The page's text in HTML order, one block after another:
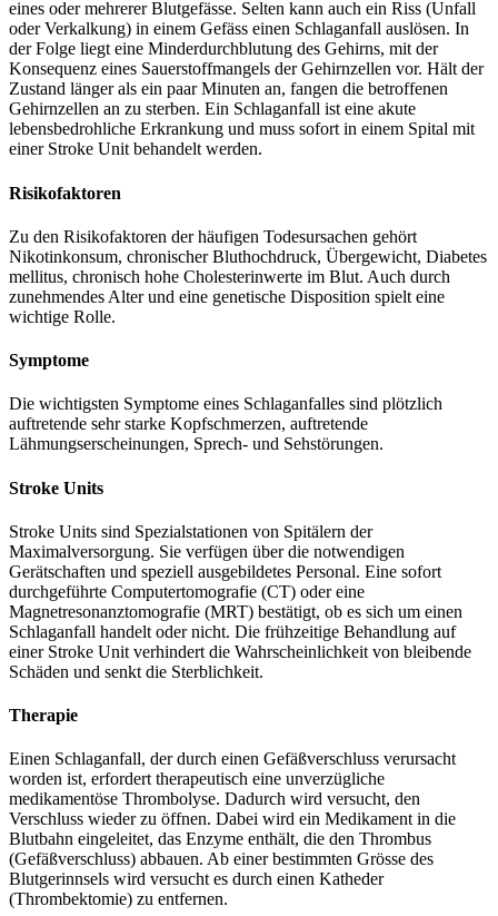
eines oder mehrerer Blutgefässe. Selten kann auch ein Riss (Unfall
oder Verkalkung) in einem Gefäss einen Schlaganfall auslösen. In
der Folge liegt eine Minderdurchblutung des Gehirns, mit der
Konsequenz eines Sauerstoffmangels der Gehirnzellen vor. Hält der
Zustand länger als ein paar Minuten an, fangen die betroffenen
Gehirnzellen an zu sterben. Ein Schlaganfall ist eine akute
lebensbedrohliche Erkrankung und muss sofort in einem Spital mit
einer Stroke Unit behandelt werden.
Risikofaktoren
Zu den Risikofaktoren der häufigen Todesursachen gehört
Nikotinkonsum, chronischer Bluthochdruck, Übergewicht, Diabetes
mellitus, chronisch hohe Cholesterinwerte im Blut. Auch durch
zunehmendes Alter und eine genetische Disposition spielt eine
wichtige Rolle.
Symptome
Die wichtigsten Symptome eines Schlaganfalles sind plötzlich
auftretende sehr starke Kopfschmerzen, auftretende
Lähmungserscheinungen, Sprech- und Sehstörungen.
Stroke Units
Stroke Units sind Spezialstationen von Spitälern der
Maximalversorgung. Sie verfügen über die notwendigen
Gerätschaften und speziell ausgebildetes Personal. Eine sofort
durchgeführte Computertomografie (CT) oder eine
Magnetresonanztomografie (MRT) bestätigt, ob es sich um einen
Schlaganfall handelt oder nicht. Die frühzeitige Behandlung auf
einer Stroke Unit verhindert die Wahrscheinlichkeit von bleibende
Schäden und senkt die Sterblichkeit.
Therapie
Einen Schlaganfall, der durch einen Gefäßverschluss verursacht
worden ist, erfordert therapeutisch eine unverzügliche
medikamentöse Thrombolyse. Dadurch wird versucht, den
Verschluss wieder zu öffnen. Dabei wird ein Medikament in die
Blutbahn eingeleitet, das Enzyme enthält, die den Thrombus
(Gefäßverschluss) abbauen. Ab einer bestimmten Grösse des
Blutgerinnsels wird versucht es durch einen Katheder
(Thrombektomie) zu entfernen.